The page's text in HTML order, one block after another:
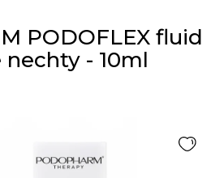
PODOFLEX fluid
nechty - 10ml